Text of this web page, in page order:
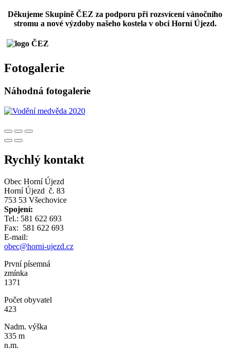
Děkujeme Skupině ČEZ za podporu při rozsvícení vánočního
stromu a nové výzdoby našeho kostela v obci Horní Újezd.
Fotogalerie
Náhodná fotogalerie
Rychlý kontakt
Obec Horní Újezd
Horní Újezd č. 83
753 53 Všechovice
Spojení:
Tel.: 581 622 693
Fax: 581 622 693
E-mail:
obec@horni-ujezd.cz
První písemná
zmínka
1371
Počet obyvatel
423
Nadm. výška
335 m
n.m.